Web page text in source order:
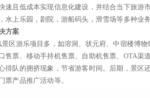
速且低成本实现信息化建设，并结合当下旅游
水上乐园，剧院，游船码头，滑雪场等多种业
方案
景区游乐项目多，如溶洞、状元府、中宿楼博
售票、移动手持机售票、自助机售票、OTA渠
排队的拥挤现象，节省游客时间。后期，景区
票产品推广活动等。